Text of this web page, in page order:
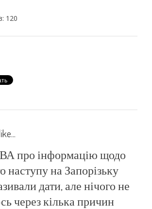
120
про інформацію щодо
наступу на Запорізьку
дати, але нічого не
через кілька причин